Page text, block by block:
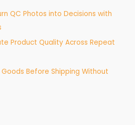
QC Photos into Decisions with
Product Quality Across Repeat
Before Shipping Without